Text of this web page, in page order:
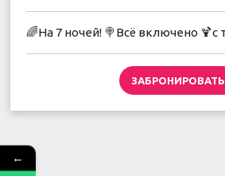
🌈На 7 ночей! 🍭Всё включено 🍹с
ЗАБРОНИРОВАТЬ
←